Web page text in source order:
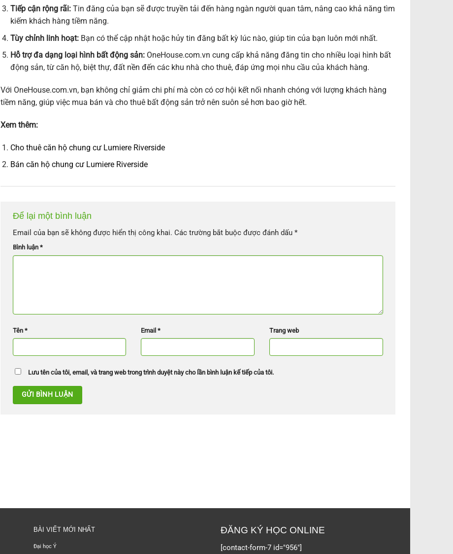
Tiếp cận rộng rãi: Tin đăng của bạn sẽ được truyền tải đến hàng ngàn người quan tâm, nâng cao khả năng tìm
kiếm khách hàng tiềm năng.
Tùy chỉnh linh hoạt: Bạn có thể cập nhật hoặc hủy tin đăng bất kỳ lúc nào, giúp tin của bạn luôn mới nhất.
Hỗ trợ đa dạng loại hình bất động sản: OneHouse.com.vn cung cấp khả năng đăng tin cho nhiều loại hình bất
động sản, từ căn hộ, biệt thự, đất nền đến các khu nhà cho thuê, đáp ứng mọi nhu cầu của khách hàng.
Với OneHouse.com.vn, bạn không chỉ giảm chi phí mà còn có cơ hội kết nối nhanh chóng với lượng khách hàng
tiềm năng, giúp việc mua bán và cho thuê bất động sản trở nên suôn sẻ hơn bao giờ hết.
Xem thêm:
Cho thuê căn hộ chung cư Lumiere Riverside
Bán căn hộ chung cư Lumiere Riverside
Để lại một bình luận
Email của bạn sẽ không được hiển thị công khai. Các trường bắt buộc được đánh dấu *
Bình luận *
Tên * Email* Trang web
Lưu tên của tôi, email, và trang web trong trình duyệt này cho lần bình luận kế tiếp của tôi.
BÀI VIẾT MỚI NHẤT
Đại học Ý
ĐĂNG KÝ HỌC ONLINE
[contact-form-7 id="956"]